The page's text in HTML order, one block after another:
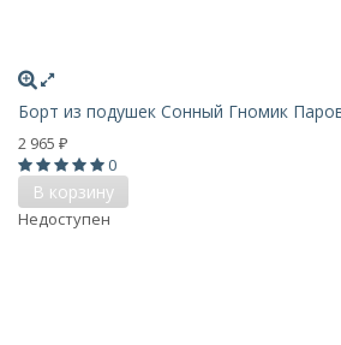
Борт из подушек Сонный Гномик
2 965 ₽
0
В корзину
Недоступен